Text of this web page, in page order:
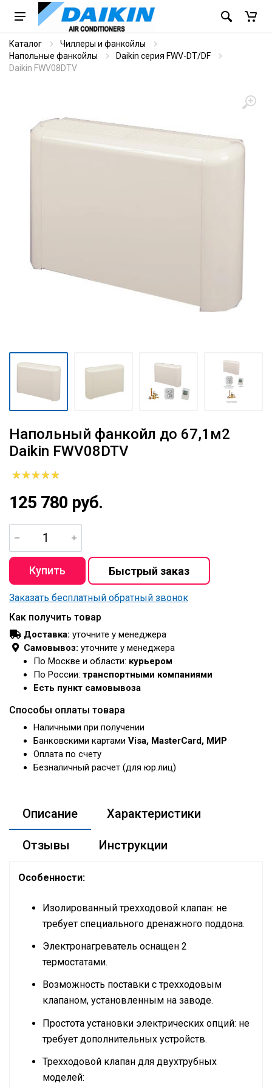
Каталог
Чиллеры и фанкойлы
Напольные фанкойлы
Daikin серия FWV-DT/DF
Daikin FWV08DTV
Напольный фанкойл до 67,1м2
Daikin FWV08DTV
125 780 руб.
Заказать бесплатный обратный звонок
Как получить товар
Доставка: уточните у менеджера
Самовывоз: уточните у менеджера
По Москве и области: курьером
По России: транспортными компаниями
Есть пункт самовывоза
Способы оплаты товара
Наличными при получении
Банковскими картами Visa, MasterCard, МИР
Оплата по счету
Безналичный расчет (для юр.лиц)
Описание Характеристики
Отзывы Инструкции
Особенности:
Изолированный трехходовой клапан: не
требует специального дренажного поддона.
Электронагреватель оснащен 2
термостатами.
Возможность поставки с трехходовым
клапаном, установленным на заводе.
Простота установки электрических опций: не
требует дополнительных устройств.
Трехходовой клапан для двухтрубных
моделей: